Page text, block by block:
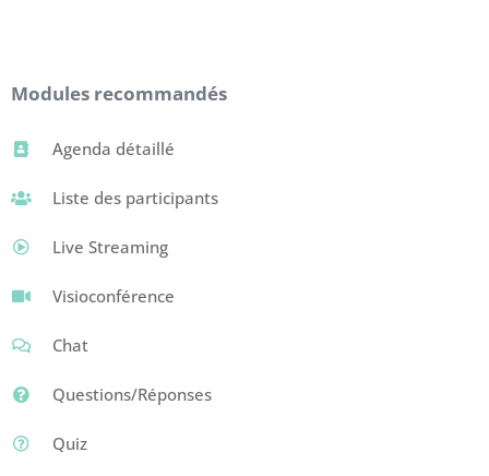
Modules recommandés
Agenda détaillé
Liste des participants
Live Streaming
Visioconférence
Chat
Questions/Réponses
Quiz